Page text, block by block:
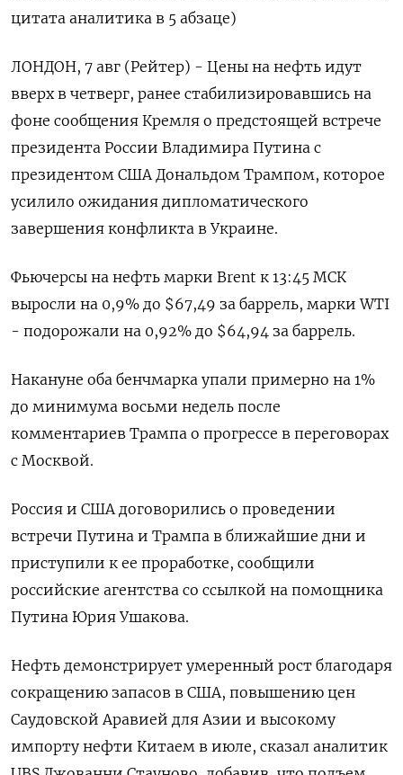
цитата аналитика в 5 абзаце)
ЛОНДОН, 7 авг (Рейтер) - Цены на нефть идут
вверх в четверг, ранее стабилизировавшись на
фоне сообщения Кремля о предстоящей встрече
президента России Владимира Путина с
президентом США Дональдом Трампом, которое
усилило ожидания дипломатического
завершения конфликта в Украине.
Фьючерсы на нефть марки Brent к 13:45 МСК
выросли на 0,9% до $67,49 за баррель, марки WTI
- подорожали на 0,92% до $64,94 за баррель.
Накануне оба бенчмарка упали примерно на 1%
до минимума восьми недель после
комментариев Трампа о прогрессе в переговорах
с Москвой.
Россия и США договорились о проведении
встречи Путина и Трампа в ближайшие дни и
приступили к ее проработке, сообщили
российские агентства со ссылкой на помощника
Путина Юрия Ушакова.
Нефть демонстрирует умеренный рост благодаря
сокращению запасов в США, повышению цен
Саудовской Аравией для Азии и высокому
импорту нефти Китаем в июле, сказал аналитик